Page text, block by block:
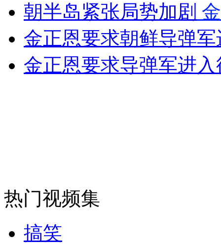
安徽一实载49人客车翻车
纽约上演“枕头大战”
司机酒驾遇交警 急速倒车逃窜
朝半岛紧张局势加剧
金正恩要求朝鲜导弹
金正恩要求导弹军进
热门视频集
搞笑